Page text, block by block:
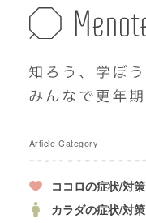
Article Category
ココロの症状/対策
カラダの症状/対策